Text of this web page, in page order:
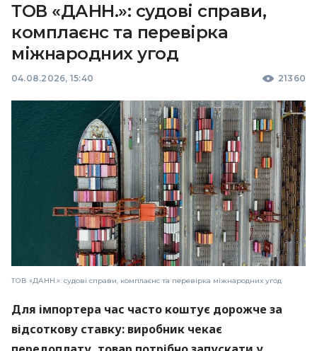
ТОВ «ДАНН.»: судові справи,
комплаєнс та перевірка
міжнародних угод
04.08.2026, 15:40 21360
ТОВ «ДАНН.»: судові справи, комплаєнс та перевірка міжнародних угод
Для імпортера час часто коштує дорожче за
відсоткову ставку: виробник чекає